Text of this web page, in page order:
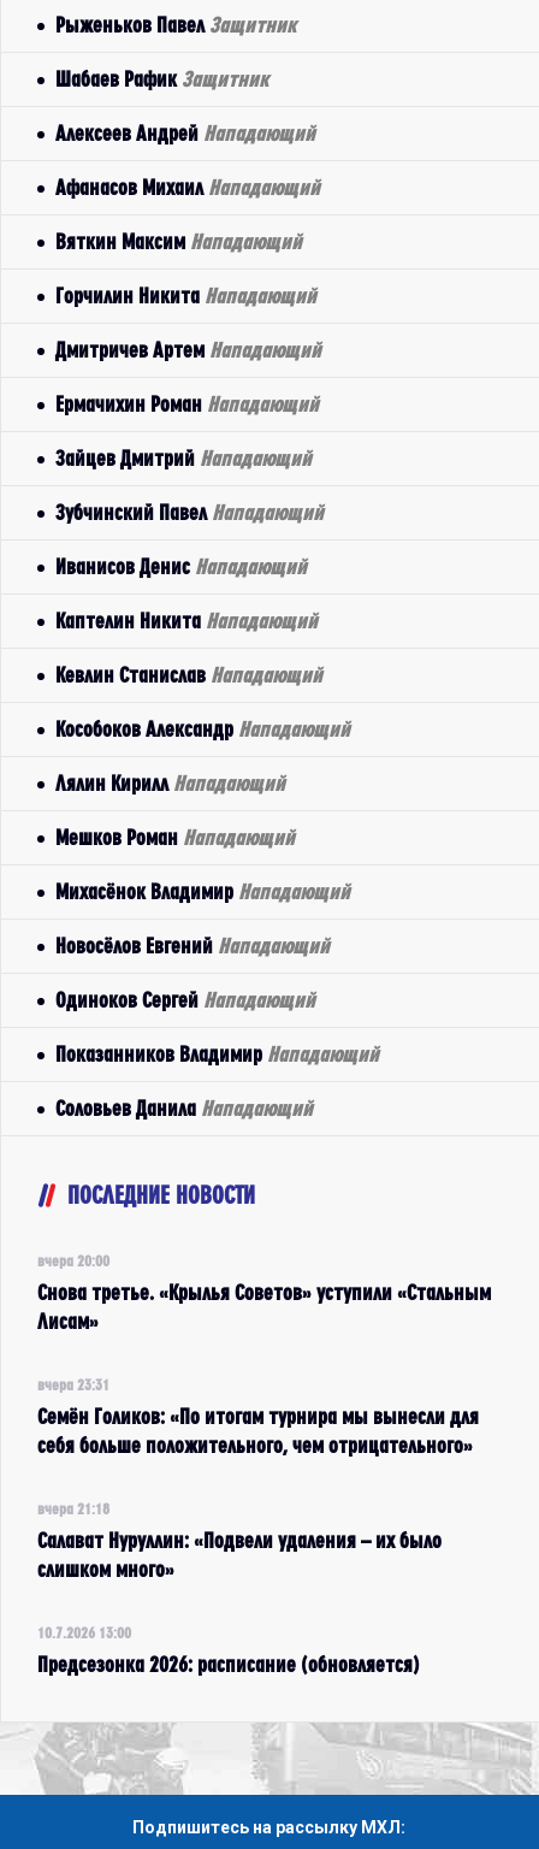
Рыженьков Павел Защитник
Шабаев Рафик Защитник
Алексеев Андрей Нападающий
Афанасов Михаил Нападающий
Вяткин Максим Нападающий
Горчилин Никита Нападающий
Дмитричев Артем Нападающий
Ермачихин Роман Нападающий
Зайцев Дмитрий Нападающий
Зубчинский Павел Нападающий
Иванисов Денис Нападающий
Каптелин Никита Нападающий
Кевлин Станислав Нападающий
Кособоков Александр Нападающий
Лялин Кирилл Нападающий
Мешков Роман Нападающий
Михасёнок Владимир Нападающий
Новосёлов Евгений Нападающий
Одиноков Сергей Нападающий
Показанников Владимир Нападающий
Соловьев Данила Нападающий
ПОСЛЕДНИЕ НОВОСТИ
вчера 20:00
Снова третье. «Крылья Советов» уступили «Стальным
Лисам»
вчера 23:31
Семён Голиков: «По итогам турнира мы вынесли для
себя больше положительного, чем отрицательного»
вчера 21:18
Салават Нуруллин: «Подвели удаления – их было
слишком много»
10.7.2026 13:00
Предсезонка 2026: расписание (обновляется)
Подпишитесь на рассылку МХЛ: